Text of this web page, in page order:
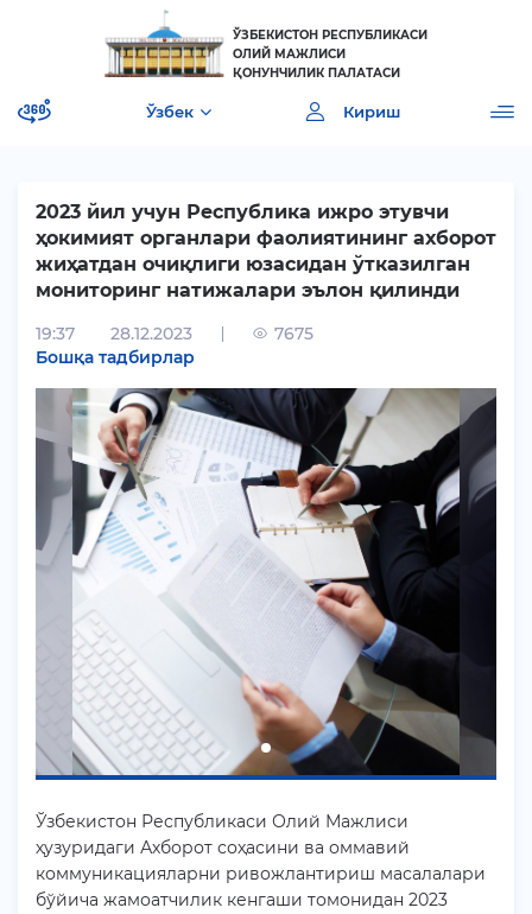
ЎЗБЕКИСТОН РЕСПУБЛИКАСИ
ОЛИЙ МАЖЛИСИ
ҚОНУНЧИЛИК ПАЛАТАСИ
Ўзбек Кириш
[]
2023 йил учун Республика ижро этувчи
ҳокимият органлари фаолиятининг ахборот
жиҳатдан очиқлиги юзасидан ўтказилган
мониторинг натижалари эълон қилинди
19:37 28.12.2023
7675
Бошқа тадбирлар
Ўзбекистон Республикаси Олий Мажлиси
ҳузуридаги Ахборот соҳасини ва оммавий
коммуникацияларни ривожлантириш масалалари
бўйича жамоатчилик кенгаши томонидан 2023